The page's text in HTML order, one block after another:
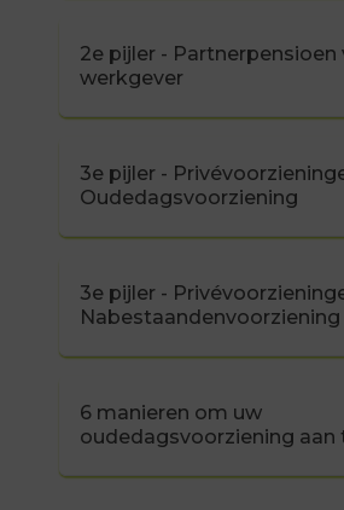
2e pijler - Partnerpensioen
werkgever
3e pijler -
Oudedagsvoorziening
3e pijler -
Nabestaandenvoorziening
6 manieren om uw
oudedagsvoorziening aan